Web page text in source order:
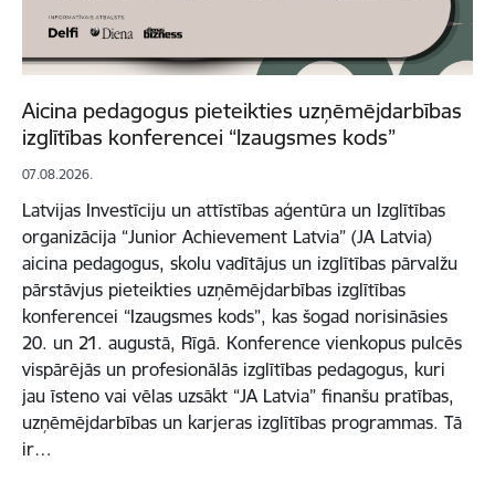
Aicina pedagogus pieteikties uzņēmējdarbības
izglītības konferencei “Izaugsmes kods”
07.08.2026.
Latvijas Investīciju un attīstības aģentūra un Izglītības
organizācija “Junior Achievement Latvia” (JA Latvia)
aicina pedagogus, skolu vadītājus un izglītības pārvalžu
pārstāvjus pieteikties uzņēmējdarbības izglītības
konferencei “Izaugsmes kods”, kas šogad norisināsies
20. un 21. augustā, Rīgā. Konference vienkopus pulcēs
vispārējās un profesionālās izglītības pedagogus, kuri
jau īsteno vai vēlas uzsākt “JA Latvia” finanšu pratības,
uzņēmējdarbības un karjeras izglītības programmas. Tā
ir…